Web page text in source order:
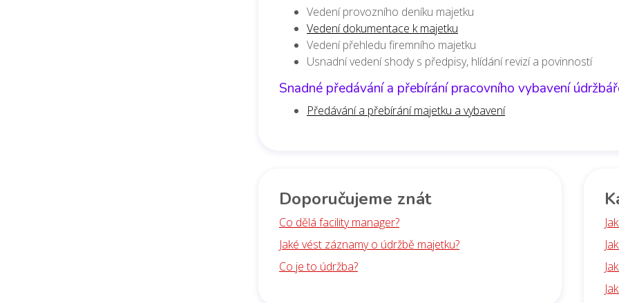
Vedení provozního deníku majetku
Vedení dokumentace k majetku
Vedení přehledu firemního majetku
Usnadní vedení shody s předpisy, hlídání revizí a povinností
Snadné předávání a přebírání pracovního vybavení
Předávání a přebírání majetku a vybavení
Doporučujeme znát
Co dělá facility manager?
Jaké vést záznamy o údržbě majetku?
Co je to údržba?